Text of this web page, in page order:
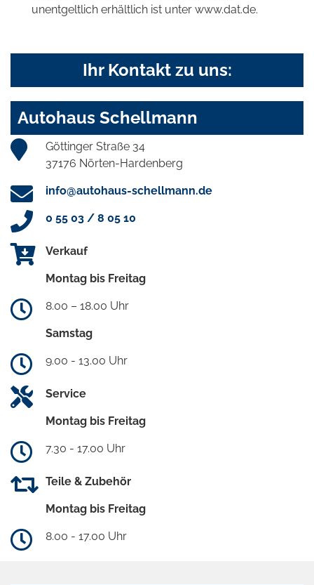
unentgeltlich erhältlich ist unter www.dat.de.
Ihr Kontakt zu uns:
Autohaus Schellmann
Göttinger Straße 34
37176 Nörten-Hardenberg
info@autohaus-schellmann.de
0 55 03 / 8 05 10
Verkauf
Montag bis Freitag
8.00 – 18.00 Uhr
Samstag
9.00 - 13.00 Uhr
Service
Montag bis Freitag
7.30 - 17.00 Uhr
Teile & Zubehör
Montag bis Freitag
8.00 - 17.00 Uhr